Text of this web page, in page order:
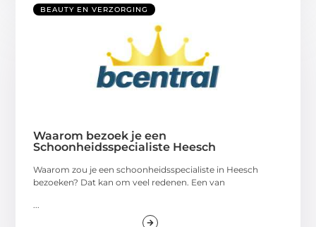
BEAUTY EN VERZORGING
Waarom bezoek je een
Schoonheidsspecialiste Heesch
Waarom zou je een schoonheidsspecialiste in Heesch
bezoeken? Dat kan om veel redenen. Een van
...